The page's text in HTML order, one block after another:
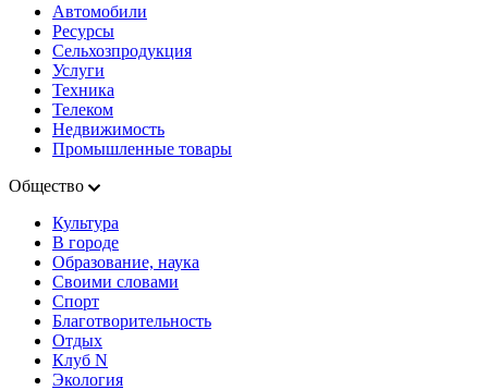
Автомобили
Ресурсы
Сельхозпродукция
Услуги
Техника
Телеком
Недвижимость
Промышленные товары
Общество
Культура
В городе
Образование, наука
Своими словами
Спорт
Благотворительность
Отдых
Клуб N
Экология